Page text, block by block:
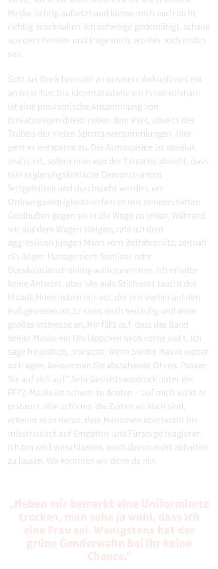
Maske richtig aufsetzt und könne mich auch nicht
richtig anschnallen. Ich schweige gedemütigt, schaue
aus dem Fenster und frage mich, wo das noch enden
soll.
Gott sei Dank herrscht an unserem Ankunftsort ein
anderer Ton. Die Identitätsstelle am Friedrichshain
ist eine provisorische Ansammlung von
Einsatzwagen direkt neben dem Park, abseits des
Trubels der vielen Spontanversammlungen. Hier
geht es entspannt zu. Die Atmosphäre ist absolut
zivilisiert, sofern man von der Tatsache absieht, dass
hier regierungskritische Demonstranten
festgehalten und durchsucht werden, um
Ordnungswidrigkeitsverfahren mit schmerzhaften
Geldbußen gegen sie in die Wege zu leiten. Während
wir aus dem Wagen steigen, rate ich dem
aggressiven jungen Mann vom Beifahrersitz, zeitnah
ein Anger-Management-Seminar oder
Deeskalationstraining wahrzunehmen. Ich erhalte
keine Antwort, aber wie aufs Stichwort taucht der
blonde Hüne neben mir auf, der mir vorhin auf den
Fuß getreten ist. Er sieht mich beiläufig und ohne
großes Interesse an. Mir fällt auf, dass das Band
seiner Maske ein Ohrläppchen nach vorne zieht. Ich
sage freundlich, „Vorsicht. Wenn Sie die Maske weiter
so tragen, bekommen Sie abstehende Ohren. Passen
Sie auf sich auf.“ Sein Gesichtsausdruck unter der
FFP2-Maske ist schwer zu deuten – auf mich wirkt er
erstaunt. Wie schlimm die Zeiten wirklich sind,
erkennt man daran, dass Menschen überrascht bis
misstrauisch auf Empathie und Fürsorge reagieren.
Ich bin wild entschlossen, mich davon nicht abhalten
zu lassen. Wo kommen wir denn da hin.